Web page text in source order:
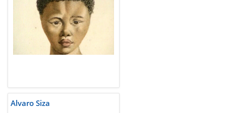
Alvaro Siza